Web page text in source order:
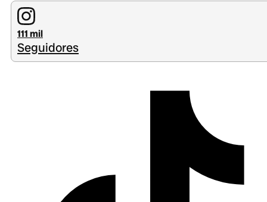
111 mil
Seguidores